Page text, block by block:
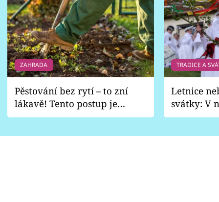
ZAHRADA
Pěstování bez rytí – to zní
lákavě! Tento postup je
vhodný jen pro některé
TRADICE A
Letnice
svátky: V
pondělí